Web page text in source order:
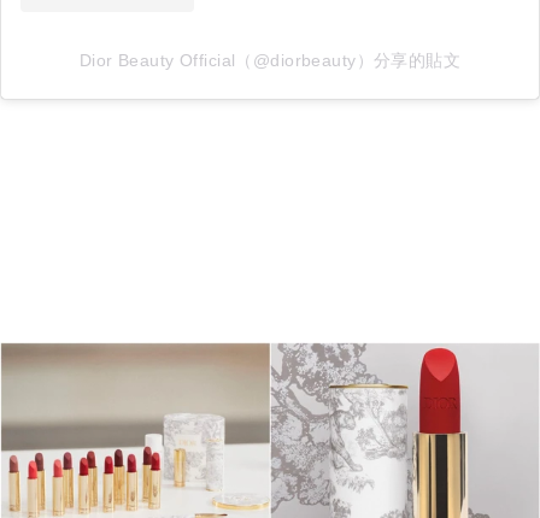
Dior Beauty Official（@diorbeauty）分享的貼文